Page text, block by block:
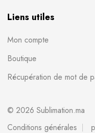
Liens utiles
Mon compte
Boutique
Récupération de mot de
© 2026 Sublimation.ma
Conditions générales